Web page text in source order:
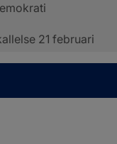
21 februari